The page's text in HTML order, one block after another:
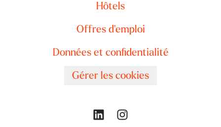
Hôtels
Offres d'emploi
Données et confidentialité
Gérer les cookies